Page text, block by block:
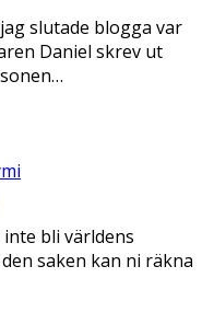
slutade blogga var
Daniel skrev ut
bli världens
saken kan ni räkna